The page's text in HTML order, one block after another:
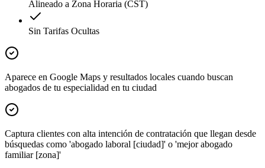
Alineado a Zona Horaria (CST)
Sin Tarifas Ocultas
Aparece en Google Maps y resultados locales cuando buscan
abogados de tu especialidad en tu ciudad
Captura clientes con alta intención de contratación que llegan desde
búsquedas como 'abogado laboral [ciudad]' o 'mejor abogado
familiar [zona]'